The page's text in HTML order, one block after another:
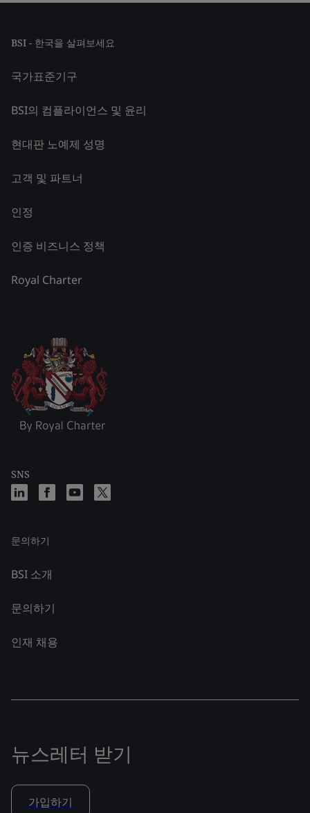
BSI - 한국을 살펴보세요
국가표준기구
BSI의 컴플라이언스 및 윤리
현대판 노예제 성명
고객 및 파트너
인정
인증 비즈니스 정책
Royal Charter
SNS
문의하기
BSI 소개
문의하기
인재 채용
뉴스레터 받기
가입하기